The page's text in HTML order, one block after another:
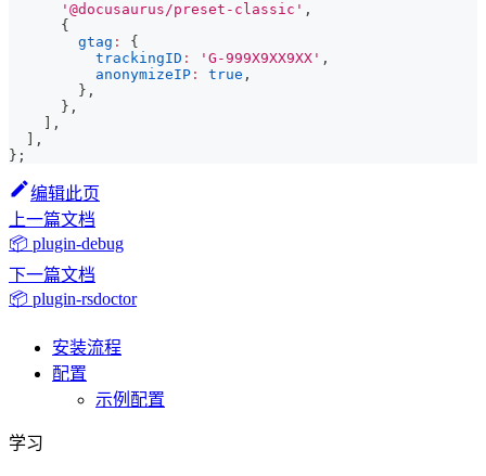
'@docusaurus/preset-classic' ,
{
gtag :
{
trackingID : 'G-999X9XX9XX' ,
anonymizeIP : true ,
} ,
} ,
,
,
} ;
编辑此页
上一篇文档
📦 plugin-debug
下一篇文档
📦 plugin-rsdoctor
安装流程
配置
示例配置
学习